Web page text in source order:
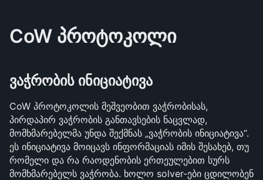
CoW პროტოკოლი
ვაჭრობის ინიციატივა
CoW პროტოკოლის მეშვეობით ვაჭრობისას,
პირდაპირ ვაჭრობის განთავსების ნაცვლად,
მომხმარებელმა უნდა შექმნას „ვაჭრობის ინიციატივა“.
ეს ინიციატივა მოიცავს ინფორმაციას იმის შესახებ, თუ
რომელი და რა რაოდენობის ერთეულებით სურს
მომხმარებელს ვაჭრობა. ხოლო solver-ები ცდილობენ